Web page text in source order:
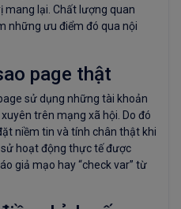
mang lại. Chất lượng quan
những ưu điểm đó qua nội
page thật
sử dụng những tài khoản
trên mạng xã hội. Do đó
niềm tin và tính chân thật khi
hoạt động thực tế được
giả mạo hay “check var” từ